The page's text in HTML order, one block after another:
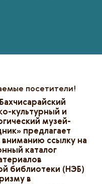
посетители!
культурный и
музей-
предлагает
ссылку на
каталог
библиотеки (НЭБ)
в